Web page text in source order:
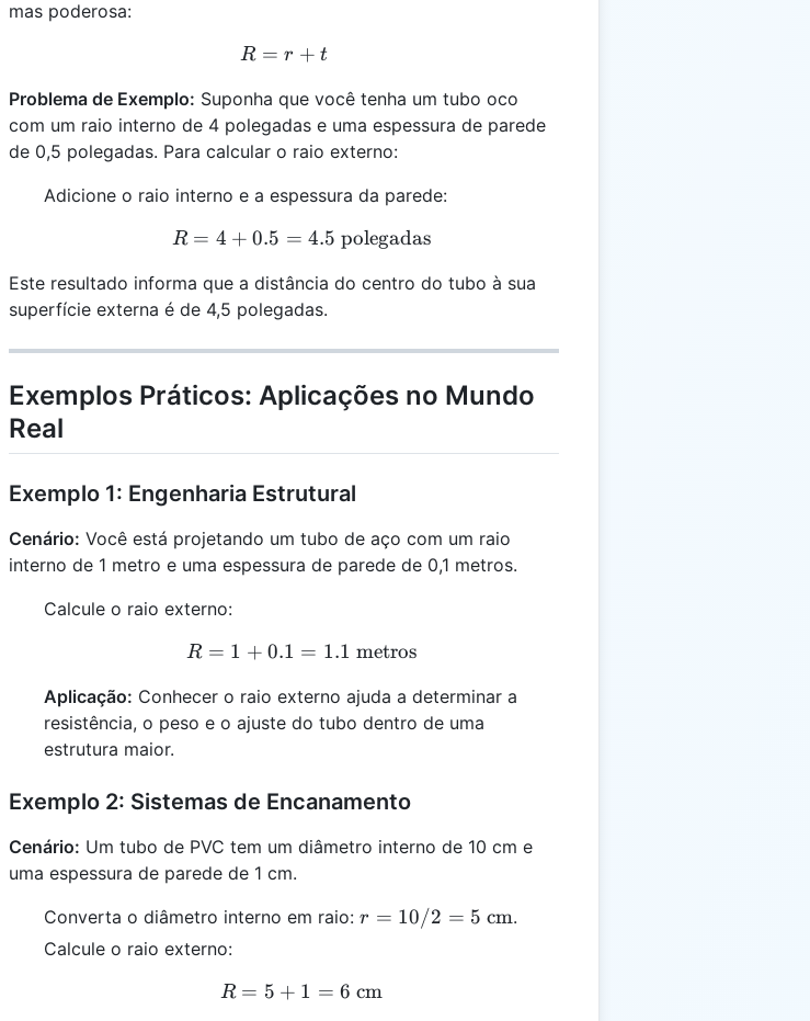
mas poderosa:
R = r + t
R = r + t
Problema de Exemplo: Suponha que você tenha um tubo oco
com um raio interno de 4 polegadas e uma espessura de parede
de 0,5 polegadas. Para calcular o raio externo:
Adicione o raio interno e a espessura da parede:
R = 4 + 0.5 = 4.5 \text{ polegadas}
R = 4 + 0.5 = 4.5 polegadas
Este resultado informa que a distância do centro do tubo à sua
superfície externa é de 4,5 polegadas.
Exemplos Práticos: Aplicações no Mundo
Real
Exemplo 1: Engenharia Estrutural
Cenário: Você está projetando um tubo de aço com um raio
interno de 1 metro e uma espessura de parede de 0,1 metros.
Calcule o raio externo:
R = 1 + 0.1 = 1.1 \text{ metros}
R = 1 + 0.1 = 1.1 metros
Aplicação: Conhecer o raio externo ajuda a determinar a
resistência, o peso e o ajuste do tubo dentro de uma
estrutura maior.
Exemplo 2: Sistemas de Encanamento
Cenário: Um tubo de PVC tem um diâmetro interno de 10 cm e
uma espessura de parede de 1 cm.
Converta o diâmetro interno em raio: r = 10
\text{
r = 10/2 = 5 cm.
Calcule o raio externo:
R = 5 + 1 = 6 \text{ cm}
R = 5 + 1 = 6 cm